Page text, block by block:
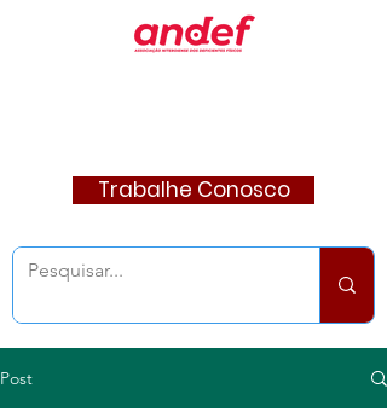
Trabalhe Conosco
Post